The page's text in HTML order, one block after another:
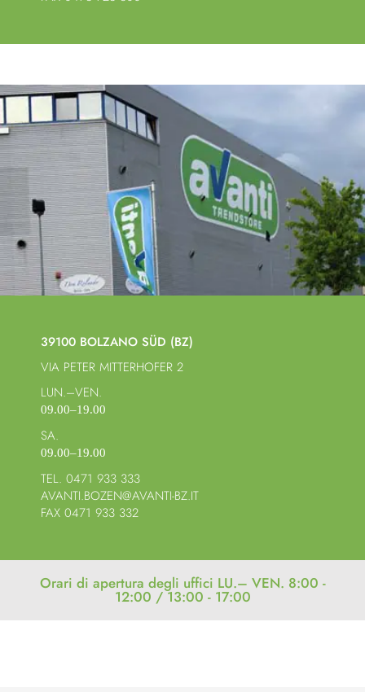
39100 BOLZANO SÜD (BZ)
VIA PETER MITTERHOFER 2
LUN.–VEN.
09.00–19.00
SA.
09.00–19.00
TEL. 0471 933 333
AVANTI.BOZEN@AVANTI-BZ.IT
FAX 0471 933 332
Orari di apertura degli uffici LU.– VEN. 8:00 -
12:00 / 13:00 - 17:00